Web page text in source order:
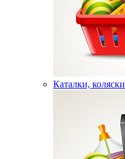
Каталки, коляски